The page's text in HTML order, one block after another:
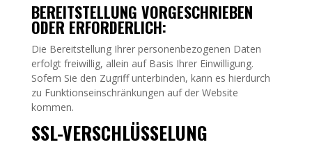
BEREITSTELLUNG VORGESCHRIEBEN
ODER ERFORDERLICH:
Die Bereitstellung Ihrer personenbezogenen Daten
erfolgt freiwillig, allein auf Basis Ihrer Einwilligung.
Sofern Sie den Zugriff unterbinden, kann es hierdurch
zu Funktionseinschränkungen auf der Website
kommen.
SSL-VERSCHLÜSSELUNG